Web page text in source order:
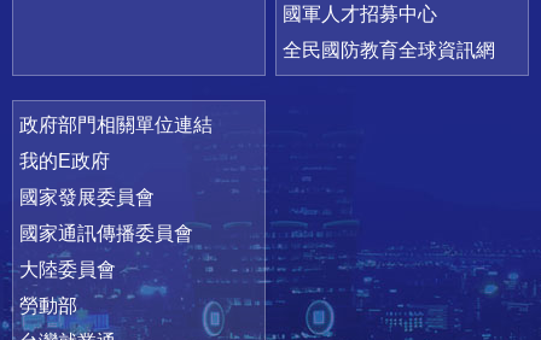
國軍人才招募中心
全民國防教育全球資訊網
政府部門相關單位連結
我的E政府
國家發展委員會
國家通訊傳播委員會
大陸委員會
勞動部